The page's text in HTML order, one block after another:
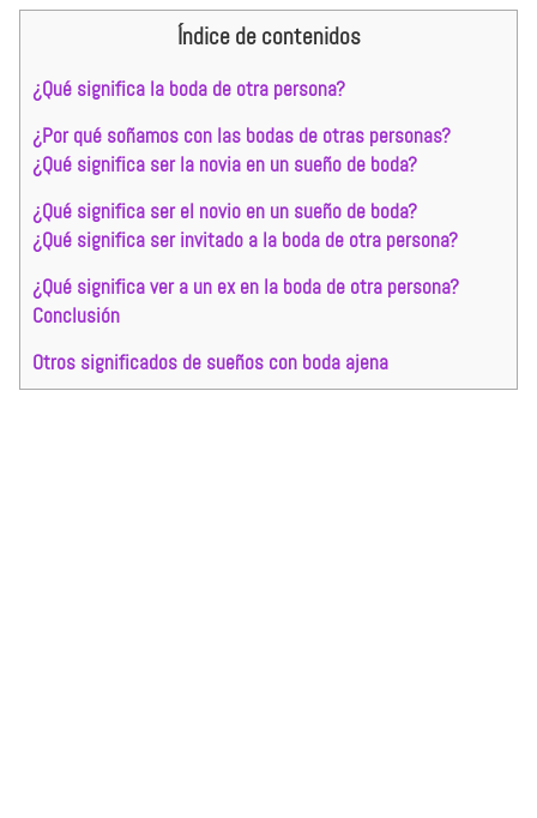
Índice de contenidos
¿Qué significa la boda de otra persona?
¿Por qué soñamos con las bodas de otras personas?
¿Qué significa ser la novia en un sueño de boda?
¿Qué significa ser el novio en un sueño de boda?
¿Qué significa ser invitado a la boda de otra persona?
¿Qué significa ver a un ex en la boda de otra persona?
Conclusión
Otros significados de sueños con boda ajena